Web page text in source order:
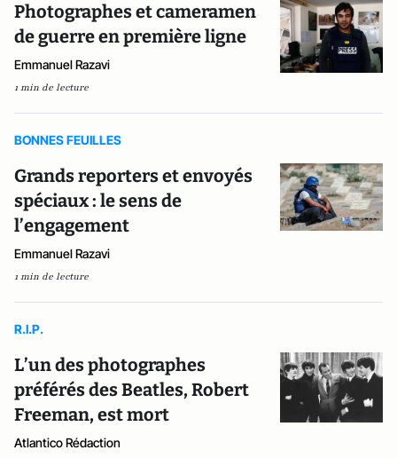
Photographes et cameramen
de guerre en première ligne
Emmanuel Razavi
1 min de lecture
BONNES FEUILLES
Grands reporters et envoyés
spéciaux : le sens de
l’engagement
Emmanuel Razavi
1 min de lecture
R.I.P.
L’un des photographes
préférés des Beatles, Robert
Freeman, est mort
Atlantico Rédaction